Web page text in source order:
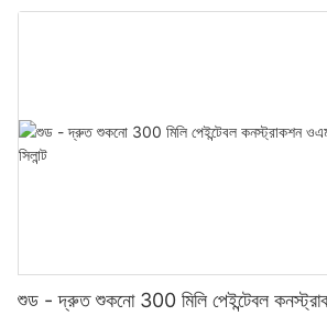
শুড - দ্রুত শুকনো 300 মিলি পেইন্টেবল